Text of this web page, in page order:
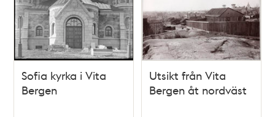
Sofia kyrka i Vita
Bergen
Utsikt från Vita
Bergen åt nordväst